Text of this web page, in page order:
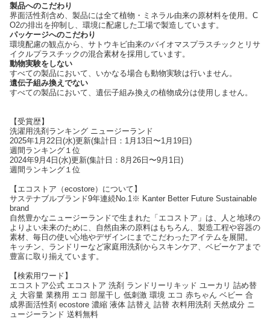
製品へのこだわり
界面活性剤含め、製品には全て植物・ミネラル由来の原材料を使用。C
O2の排出を抑制し、環境に配慮した工場で製造しています。
パッケージへのこだわり
環境配慮の観点から、サトウキビ由来のバイオマスプラスチックとリサ
イクルプラスチックの混合素材を採用しています。
動物実験をしない
すべての製品において、いかなる場合も動物実験は行いません。
遺伝子組み換えでない
すべての製品において、遺伝子組み換えの植物成分は使用しません。
【受賞歴】
洗濯用洗剤ランキング ニュージーランド
2025年1月22日(水)更新(集計日：1月13日〜1月19日)
週間ランキング１位
2024年9月4日(水)更新(集計日：8月26日〜9月1日)
週間ランキング１位
【エコストア（ecostore）について】
サステナブルブランド9年連続No.1※ Kanter Better Future Sustainable
brand
自然豊かなニュージーランドで生まれた「エコストア」は、人と地球の
よりよい未来のために、自然由来の原料はもちろん、製造工程や容器の
素材、毎日の使い心地やデザインにまでこだわったアイテムを展開。
キッチン、ランドリーなど家庭用洗剤からスキンケア、ベビーケアまで
豊富に取り揃えています。
【検索用ワード】
エコストア公式 エコストア 洗剤 ランドリーリキッド ユーカリ 詰め替
え 大容量 業務用 エコ 部屋干し 低刺激 環境 エコ 赤ちゃん ベビー 合
成界面活性剤 ecostore 濃縮 液体 詰替え 詰替 衣料用洗剤 天然成分 ニ
ュージーランド 送料無料